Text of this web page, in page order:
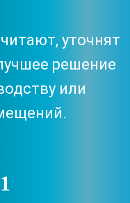
уточнят
решение
или